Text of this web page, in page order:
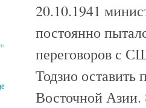
20.10.1941
постоянно
переговоров с
Тодзио
Восточной Азии.